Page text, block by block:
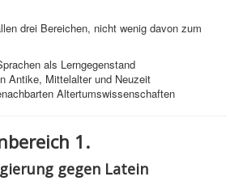
drei Bereichen, nicht wenig davon zum
als Lerngegenstand
Antike, Mittelalter und Neuzeit
Altertumswissenschaften
1.
gegen Latein